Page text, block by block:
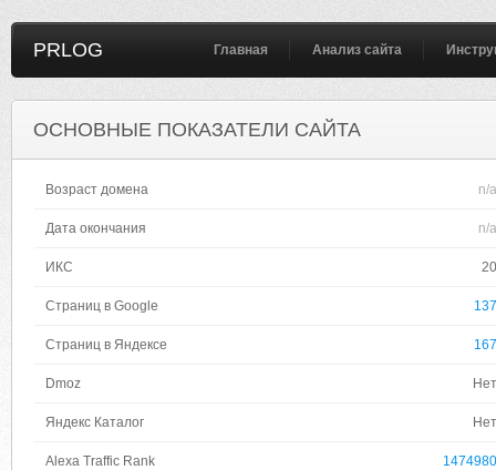
PRLOG Главная Анализ сайта
ОСНОВНЫЕ ПОКАЗАТЕЛИ САЙТА
Возраст домена n/a
Дата окончания n/a
ИКС 20
Страниц в Google 137
Страниц в Яндексе 167
Dmoz Нет
Яндекс Каталог Нет
Alexa Traffic Rank 1474980